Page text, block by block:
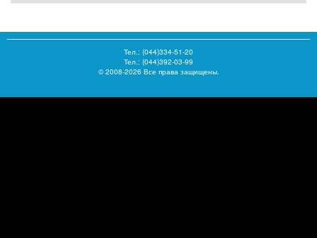
Тел.: (044)334-51-20
Тел.: (044)392-03-99
© 2008-2026 Все права защищены.